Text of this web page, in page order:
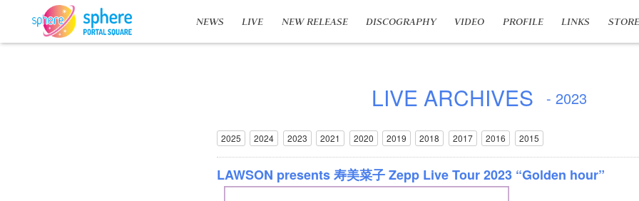
NEWS LIVE NEW RELEASE DISCOGRAPHY VIDEO PROFILE LINKS STORE
LIVE ARCHIVES - 2023
2025 2024 2023 2021 2020 2019 2018 2017 2016 2015
LAWSON presents 寿美菜子 Zepp Live Tour 2023 “Golden hour”